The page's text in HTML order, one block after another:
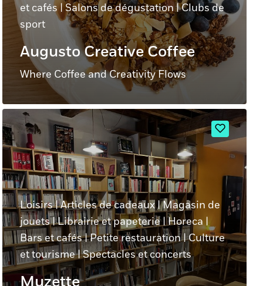
et cafés|Salons de dégustation|Clubs de
sport
Augusto Creative Coffee
Where Coffee and Creativity Flows
Loisirs|Articles de cadeaux|Magasin de
jouets|Librairie et papeterie|Horeca|
Bars et cafés|Petite restauration|Culture
et tourisme|Spectacles et concerts